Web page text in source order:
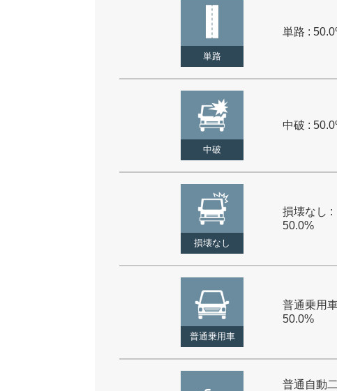
単路
単路 :
中破
中破 :
損壊なし
損壊なし :
50.0%
普通乗用車
普通乗用
50.0%
普通自動